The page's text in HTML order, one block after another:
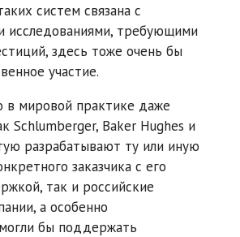
систем связана с
исследованиями, требующими
здесь тоже очень бы
участие.
в мировой практике даже
Schlumberger, Baker Hughes и
разрабатывают ту или иную
заказчика с его
так и российские
а особенно
бы поддержать